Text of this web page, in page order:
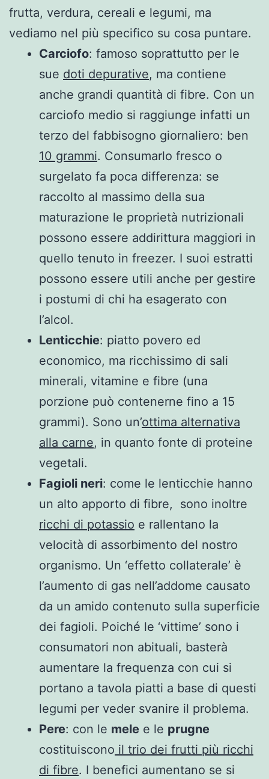
frutta, verdura, cereali e legumi, ma
vediamo nel più specifico su cosa puntare.
Carciofo: famoso soprattutto per le
sue doti depurative, ma contiene
anche grandi quantità di fibre. Con un
carciofo medio si raggiunge infatti un
terzo del fabbisogno giornaliero: ben
10 grammi. Consumarlo fresco o
surgelato fa poca differenza: se
raccolto al massimo della sua
maturazione le proprietà nutrizionali
possono essere addirittura maggiori in
quello tenuto in freezer. I suoi estratti
possono essere utili anche per gestire
i postumi di chi ha esagerato con
l’alcol.
Lenticchie: piatto povero ed
economico, ma ricchissimo di sali
minerali, vitamine e fibre (una
porzione può contenerne fino a 15
grammi). Sono un’ottima alternativa
alla carne, in quanto fonte di proteine
vegetali.
Fagioli neri: come le lenticchie hanno
un alto apporto di fibre, sono inoltre
ricchi di potassio e rallentano la
velocità di assorbimento del nostro
organismo. Un ‘effetto collaterale’ è
l’aumento di gas nell’addome causato
da un amido contenuto sulla superficie
dei fagioli. Poiché le ‘vittime’ sono i
consumatori non abituali, basterà
aumentare la frequenza con cui si
portano a tavola piatti a base di questi
legumi per veder svanire il problema.
Pere: con le mele e le prugne
costituiscono il trio dei frutti più ricchi
di fibre. I benefici aumentano se si